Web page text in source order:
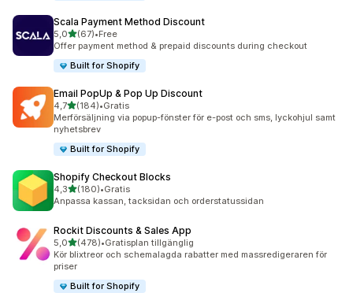
Scala Payment Method Discount
5,0av 5 stjärnor
(67)
67 recensioner totalt
•Free
Offer payment method & prepaid discounts during checkout
Built for Shopify
Email PopUp & Pop Up Discount
4,7av 5 stjärnor
(184)
184 recensioner totalt
•Gratis
Merförsäljning via popup-fönster för e-post och sms, lyckohjul samt
nyhetsbrev
Built for Shopify
Shopify Checkout Blocks
4,3av 5 stjärnor
(180)
180 recensioner totalt
•Gratis
Anpassa kassan, tacksidan och orderstatussidan
Rockit Discounts & Sales App
5,0av 5 stjärnor
(478)
478 recensioner totalt
•Gratisplan tillgänglig
Kör blixtreor och schemalagda rabatter med massredigeraren för
priser
Built for Shopify